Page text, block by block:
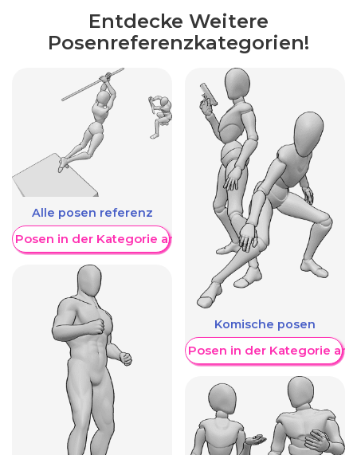
Entdecke Weitere
Posenreferenzkategorien!
Alle posen referenz
Posen in der Kategorie anzeigen
Komische posen
Weitere Posen in der Kategorie